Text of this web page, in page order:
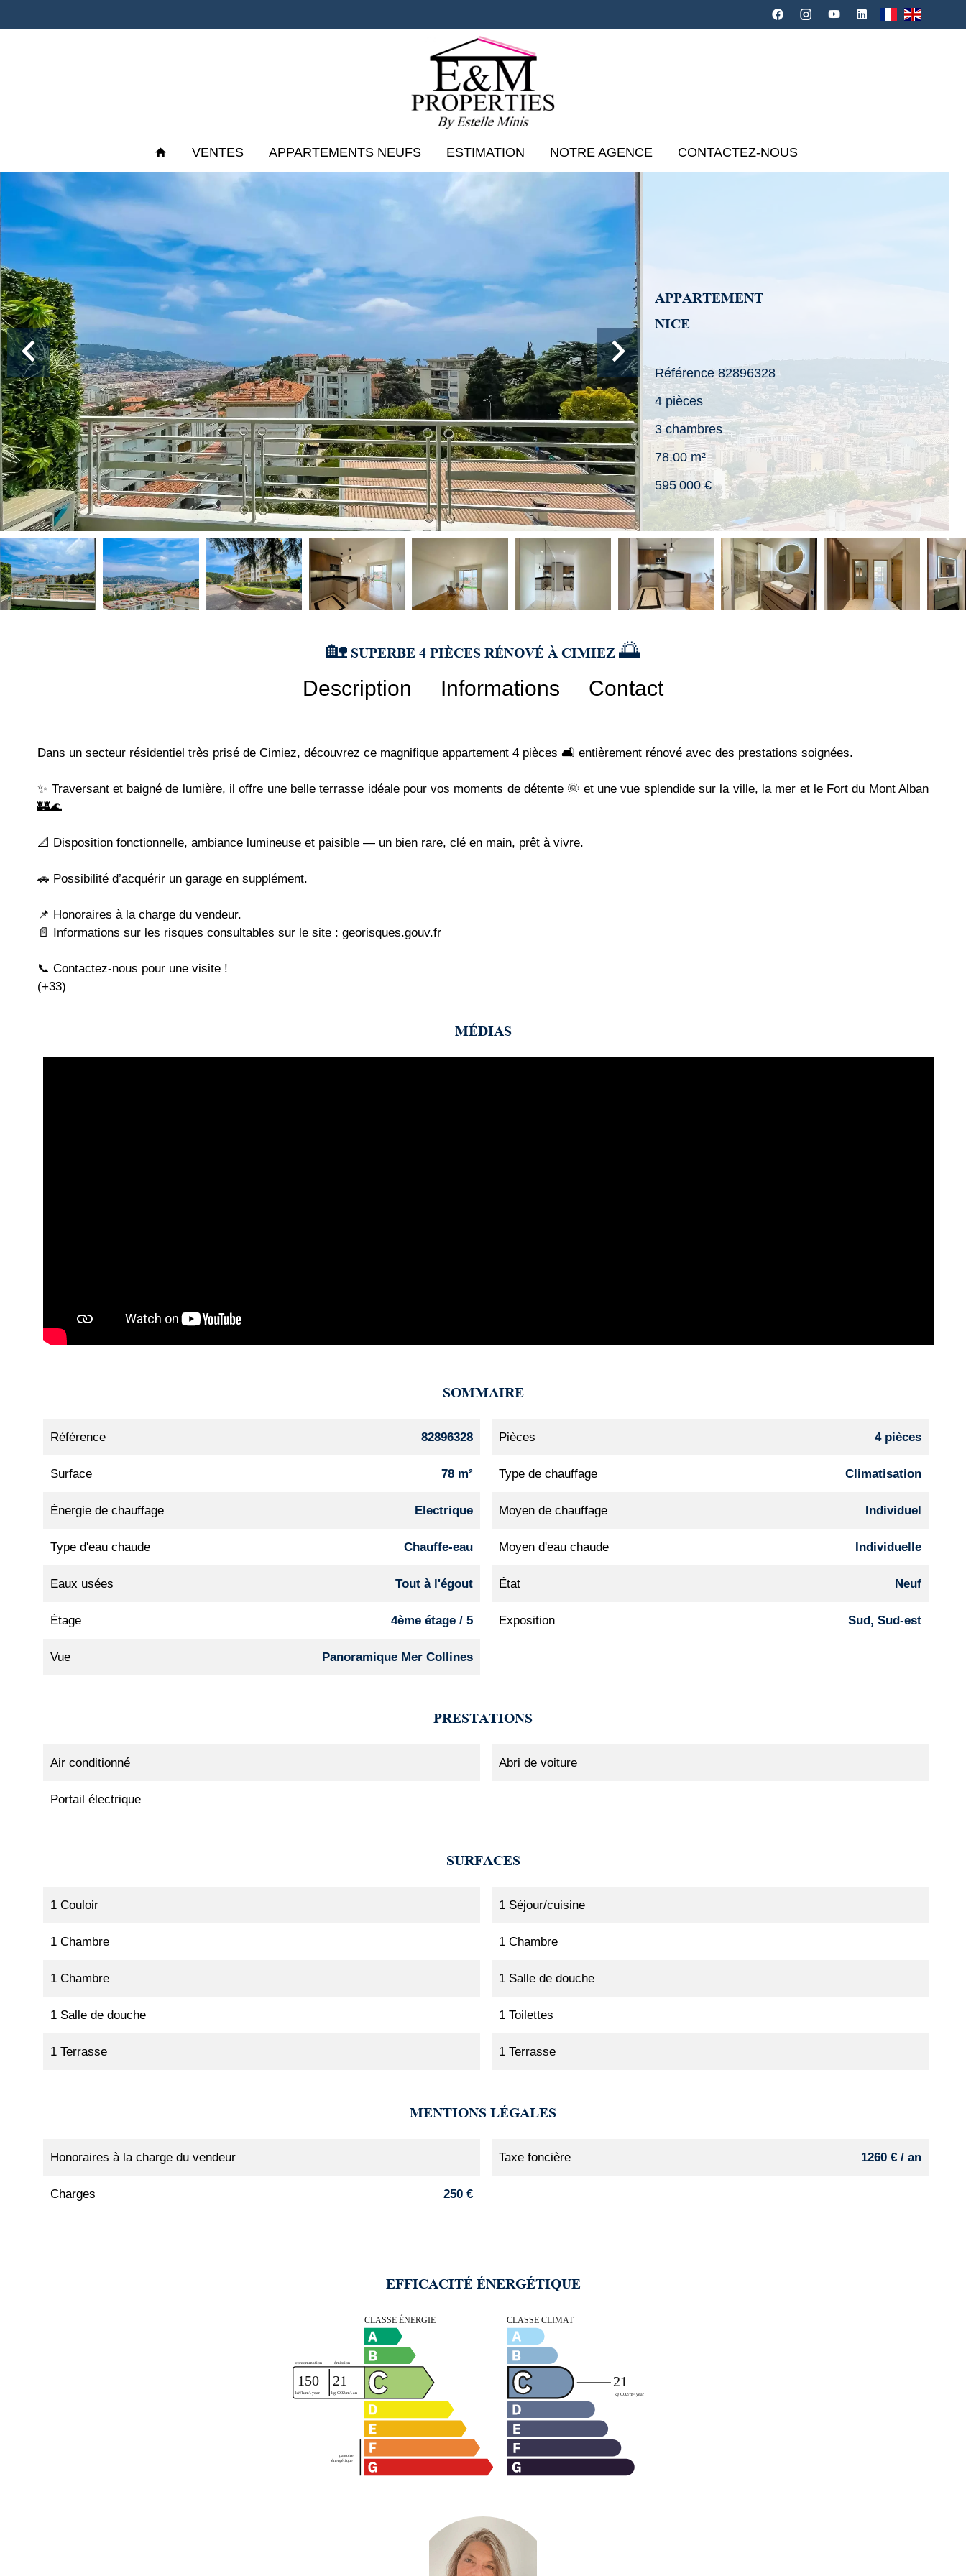
VENTES APPARTEMENTS NEUFS ESTIMATION NOTRE AGENCE CONTACTEZ-NOUS
APPARTEMENT
NICE
Référence82896328
4 pièces
3 chambres
78.00m²
595 000 €
🏡 SUPERBE 4 PIÈCES RÉNOVÉ À CIMIEZ 🌅
Description Informations Contact
Dans un secteur résidentiel très prisé de Cimiez, découvrez ce magnifique appartement 4 pièces 🛋️ entièrement rénové avec des prestations soignées.
✨ Traversant et baigné de lumière, il offre une belle terrasse idéale pour vos moments de détente 🌞 et une vue splendide sur la ville, la mer et le Fort du Mont Alban
🏰🌊
📐 Disposition fonctionnelle, ambiance lumineuse et paisible — un bien rare, clé en main, prêt à vivre.
🚗 Possibilité d’acquérir un garage en supplément.
📌 Honoraires à la charge du vendeur.
📄 Informations sur les risques consultables sur le site : georisques.gouv.fr
📞 Contactez-nous pour une visite !
(+33)
MÉDIAS
SOMMAIRE
Référence 82896328 Pièces 4 pièces
Surface 78 m² Type de chauffage Climatisation
Énergie de chauffage Electrique Moyen de chauffage Individuel
Type d'eau chaude Chauffe-eau Moyen d'eau chaude Individuelle
Eaux usées Tout à l'égout État Neuf
Étage 4ème étage / 5 Exposition Sud, Sud-est
Vue Panoramique Mer Collines
PRESTATIONS
Air conditionné Abri de voiture
Portail électrique
SURFACES
1 Couloir 1 Séjour/cuisine
1 Chambre 1 Chambre
1 Chambre 1 Salle de douche
1 Salle de douche 1 Toilettes
1 Terrasse 1 Terrasse
MENTIONS LÉGALES
Honoraires à la charge du vendeur Taxe foncière 1260 € / an
Charges 250 €
EFFICACITÉ ÉNERGÉTIQUE